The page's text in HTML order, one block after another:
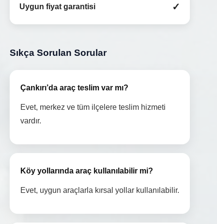
Uygun fiyat garantisi ✓
Sıkça Sorulan Sorular
Çankırı’da araç teslim var mı?
Evet, merkez ve tüm ilçelere teslim hizmeti
vardır.
Köy yollarında araç kullanılabilir mi?
Evet, uygun araçlarla kırsal yollar kullanılabilir.